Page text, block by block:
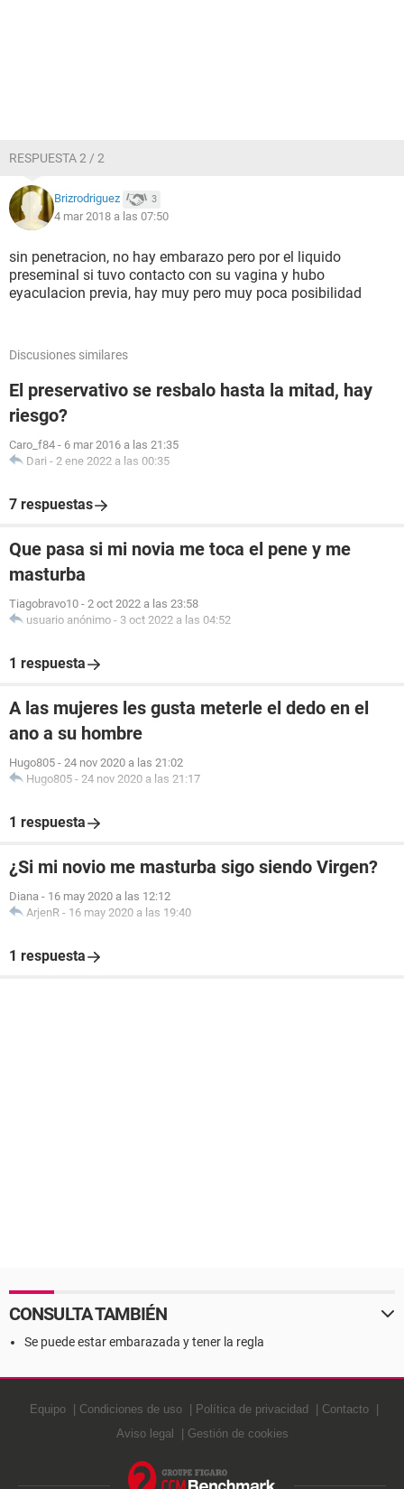
RESPUESTA 2 / 2
Brizrodriguez 3
4 mar 2018 a las 07:50
sin penetracion, no hay embarazo pero por el liquido
preseminal si tuvo contacto con su vagina y hubo
eyaculacion previa, hay muy pero muy poca posibilidad
Discusiones similares
El preservativo se resbalo hasta la mitad, hay
riesgo?
Caro_f84 - 6 mar 2016 a las 21:35
Dari - 2 ene 2022 a las 00:35
7 respuestas
Que pasa si mi novia me toca el pene y me
masturba
Tiagobravo10 - 2 oct 2022 a las 23:58
usuario anónimo - 3 oct 2022 a las 04:52
1 respuesta
A las mujeres les gusta meterle el dedo en el
ano a su hombre
Hugo805 - 24 nov 2020 a las 21:02
Hugo805 - 24 nov 2020 a las 21:17
1 respuesta
¿Si mi novio me masturba sigo siendo Virgen?
Diana - 16 may 2020 a las 12:12
ArjenR - 16 may 2020 a las 19:40
1 respuesta
CONSULTA TAMBIÉN
Se puede estar embarazada y tener la regla
Equipo Condiciones de uso Política de privacidad
Contacto
Aviso legal
Gestión de cookies